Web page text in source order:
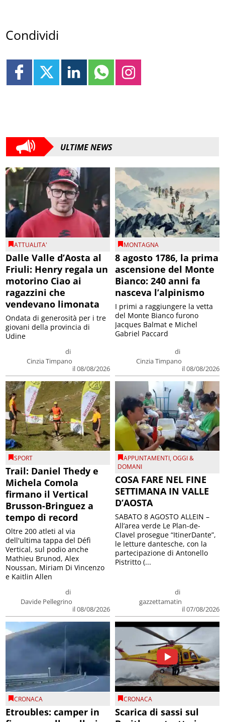
Condividi
ULTIME NEWS
ATTUALITA'
Dalle Valle d’Aosta al
Friuli: Henry regala un
motorino Ciao ai
ragazzini che
vendevano limonata
di
Cinzia Timpano
il 08/08/2026
Ondata di generosità per i tre
giovani della provincia di
Udine
MONTAGNA
8 agosto 1786, la prima
ascensione del Monte
Bianco: 240 anni fa
nasceva l’alpinismo
di
Cinzia Timpano
il 08/08/2026
I primi a raggiungere la vetta
del Monte Bianco furono
Jacques Balmat e Michel
Gabriel Paccard
SPORT
Trail: Daniel Thedy e
Michela Comola
firmano il Vertical
Brusson-Bringuez a
tempo di record
di
Davide Pellegrino
il 08/08/2026
Oltre 200 atleti al via
dell'ultima tappa del Défì
Vertical, sul podio anche
Mathieu Brunod, Alex
Noussan, Miriam Di Vincenzo
e Kaitlin Allen
APPUNTAMENTI,OGGI &
DOMANI
COSA FARE NEL FINE
SETTIMANA IN VALLE
D’AOSTA
di
gazzettamatin
il 07/08/2026
SABATO 8 AGOSTO ALLEIN –
All’area verde Le Plan-de-
Clavel prosegue “ItinerDante”,
le letture dantesche, con la
partecipazione di Antonello
Pistritto (...
CRONACA
Etroubles: camper in
CRONACA
Scarica di sassi sul